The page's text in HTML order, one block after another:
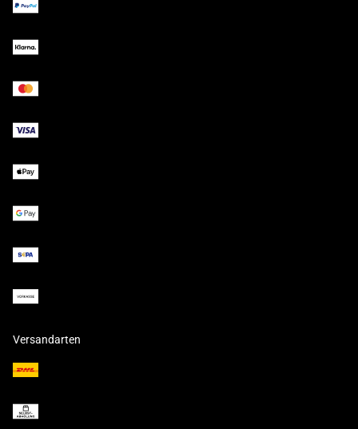
Versandarten